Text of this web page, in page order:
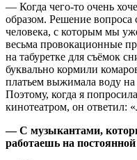
— Когда чего-то очень
образом. Решение
человека, с которым мы
весьма провокационные
на табуретке для съёмок
буквально кормили
платьем выжимала воду
Поэтому, когда я
кинотеатром, он ответил:
— С музыкантами,
работаешь на постоянной